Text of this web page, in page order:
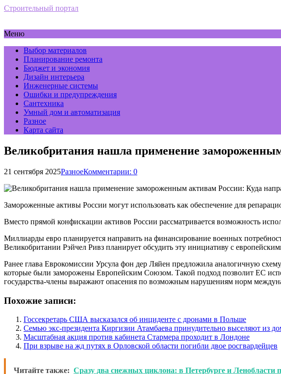
Строительный портал
Меню
Выбор материалов
Планирование ремонта
Бюджет и экономия
Дизайн интерьера
Инженерные системы
Ошибки и предупреждения
Сантехника
Умный дом и автоматизация
Разное
Карта сайта
Великобритания нашла применение
21 сентября 2025РазноеКомментарии: 0
Замороженные активы России могут использовать как обеспечение для
Вместо прямой конфискации активов России рассматривается возможность
Миллиарды евро планируется направить на финансирование военных
Великобритании Рэйчел Ривз планирует обсудить эту инициативу с
Ранее глава Еврокомиссии Урсула фон дер Ляйен предложила аналогичную
которые были заморожены Европейским Союзом. Такой подход позволит ЕС
государства-члены выражают опасения по возможным нарушениям норм
Похожие записи:
Госсекретарь США высказался об инциденте с дронами в Польше
Семью экс-президента Киргизии Атамбаева принудительно выселяют из
Масштабная акция против кабинета Стармера проходит в Лондоне
При взрыве на жд путях в Орловской области погибли двое росгвардейцев
Читайте также: Сразу два снежных циклона: в Петербурге и Ленобласти